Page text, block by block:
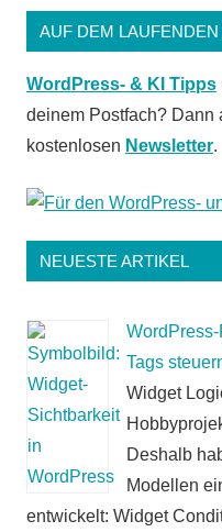
AUF DEM LAUFENDEN
WordPress- & KI Tipps
deinem Postfach? Dann
kostenlosen Newsletter.
NEUESTE ARTIKEL
Tags
Widget
Deshalb
Modellen
entwickelt: Widget